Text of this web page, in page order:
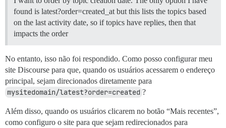
found is latest?order=created_at but this lists the topics based
on the last activity date, so if topics have replies, then that
impacts the order
No entanto, isso não foi respondido. Como posso configurar meu
site Discourse para que, quando os usuários acessarem o endereço
principal, sejam direcionados diretamente para
mysitedomain/latest?order=created ?
Além disso, quando os usuários clicarem no botão “Mais recentes”,
como configuro o site para que sejam redirecionados para